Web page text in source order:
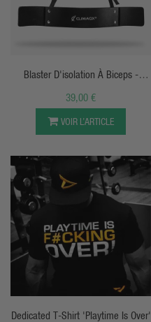
Blaster D'isolation À Biceps -
Climaqx
39,00 €
VOIR L’ARTICLE
Dedicated T-Shirt 'Playtime Is Over'